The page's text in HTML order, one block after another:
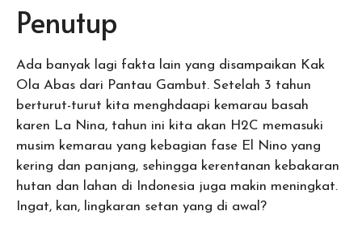
Penutup
Ada banyak lagi fakta lain yang disampaikan Kak
Ola Abas dari Pantau Gambut. Setelah 3 tahun
berturut-turut kita menghdaapi kemarau basah
karen La Nina, tahun ini kita akan H2C memasuki
musim kemarau yang kebagian fase El Nino yang
kering dan panjang, sehingga kerentanan kebakaran
hutan dan lahan di Indonesia juga makin meningkat.
Ingat, kan, lingkaran setan yang di awal?